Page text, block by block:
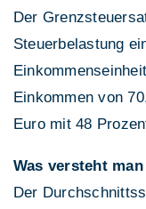
Der
Steuerbelastung
Einkommen von
Euro mit 48
Was versteht
Der